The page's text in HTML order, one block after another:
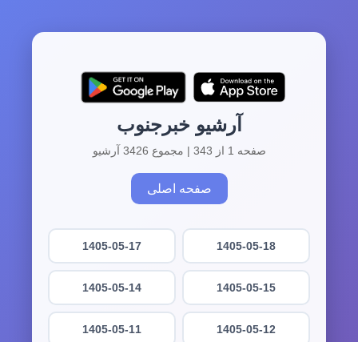
آرشیو خبرجنوب
صفحه 1 از 343 | مجموع 3426 آرشیو
صفحه اصلی
1405-05-18
1405-05-17
1405-05-15
1405-05-14
1405-05-12
1405-05-11